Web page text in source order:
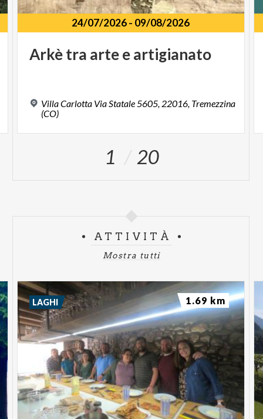
24/07/2026- 09/08/2026
Arkètra arteeartigianato
Villa Carlotta Via Statale 5605, 22016, Tremezzina
(CO)
1 20
ATTIVITÀ
Mostra tutti
LAGHI 1.69 km